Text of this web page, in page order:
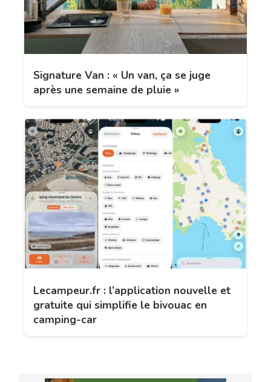
Signature Van : « Un van, ça se juge
après une semaine de pluie »
Lecampeur.fr : l’application nouvelle et
gratuite qui simplifie le bivouac en
camping-car